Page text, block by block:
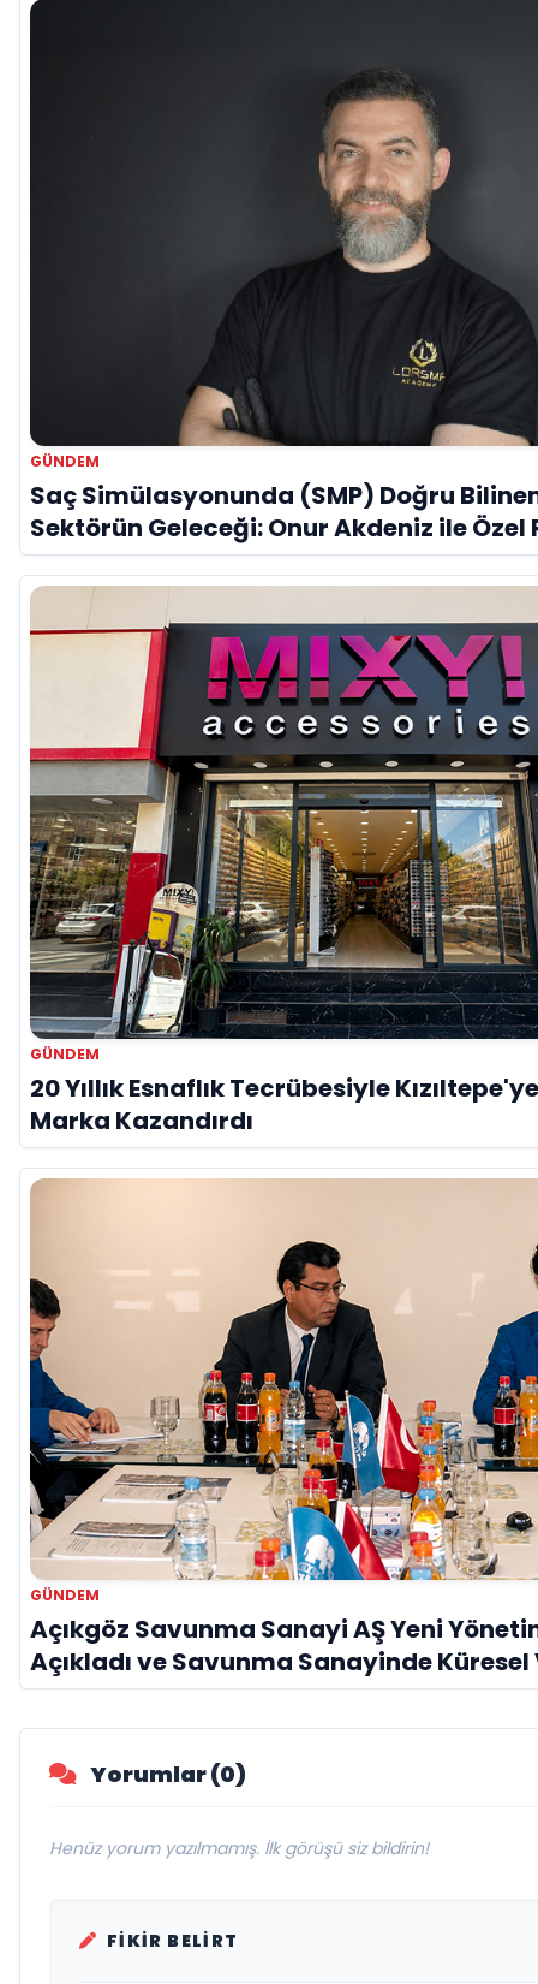
GÜNDEM
Saç Simülasyonunda (SMP) Doğru
Sektörün Geleceği: Onur Akdeniz ile
GÜNDEM
20 Yıllık Esnaflık Tecrübesiyle
Marka Kazandırdı
GÜNDEM
Açıkgöz Savunma Sanayi AŞ Yeni
Açıkladı ve Savunma Sanayinde
Vurgusu
Yorumlar (0)
Henüz yorum yazılmamış. İlk görüşü siz bildirin!
FIKIR BELIRT